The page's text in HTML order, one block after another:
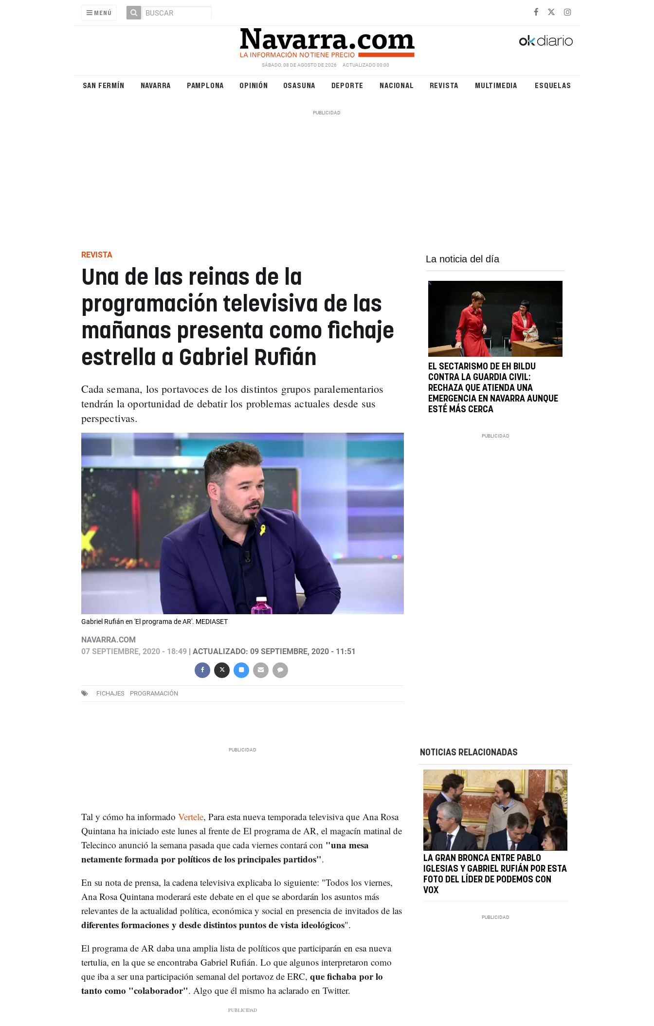
MENÚ
SÁBADO, 08 DE AGOSTO DE 2026 ACTUALIZADO 00:00
SAN FERMÍN NAVARRA PAMPLONA OPINIÓN OSASUNA DEPORTE NACIONAL REVISTA MULTIMEDIA ESQUELAS
REVISTA
Una de las reinas de la
programación televisiva de las
mañanas presenta como fichaje
estrella a Gabriel Rufián
Cada semana, los portavoces de los distintos grupos paralementarios
tendrán la oportunidad de debatir los problemas actuales desde sus
perspectivas.
Gabriel Rufián en 'El programa de AR'. MEDIASET
NAVARRA.COM
07 SEPTIEMBRE, 2020 - 18:49| ACTUALIZADO: 09 SEPTIEMBRE, 2020 - 11:51
FICHAJES PROGRAMACIÓN
La noticia del día
EL SECTARISMO DE EH BILDU
CONTRA LA GUARDIA CIVIL:
RECHAZA QUE ATIENDA UNA
EMERGENCIA EN NAVARRA AUNQUE
ESTÉ MÁS CERCA
Tal y cómo ha informado Vertele, Para esta nueva temporada televisiva que Ana Rosa
Quintana ha iniciado este lunes al frente de El programa de AR, el magacín matinal de
Telecinco anunció la semana pasada que cada viernes contará con "una mesa
netamente formada por políticos de los principales partidos".
En su nota de prensa, la cadena televisiva explicaba lo siguiente: "Todos los viernes,
Ana Rosa Quintana moderará este debate en el que se abordarán los asuntos más
relevantes de la actualidad política, económica y social en presencia de invitados de las
diferentes formaciones y desde distintos puntos de vista ideológicos".
El programa de AR daba una amplia lista de políticos que participarán en esa nueva
tertulia, en la que se encontraba Gabriel Rufián. Lo que algunos interpretaron como
que iba a ser una participación semanal del portavoz de ERC, que fichaba por lo
tanto como "colaborador". Algo que él mismo ha aclarado en Twitter.
NOTICIAS RELACIONADAS
LA GRAN BRONCA ENTRE PABLO
IGLESIAS Y GABRIEL RUFIÁN POR ESTA
FOTO DEL LÍDER DE PODEMOS CON
VOX